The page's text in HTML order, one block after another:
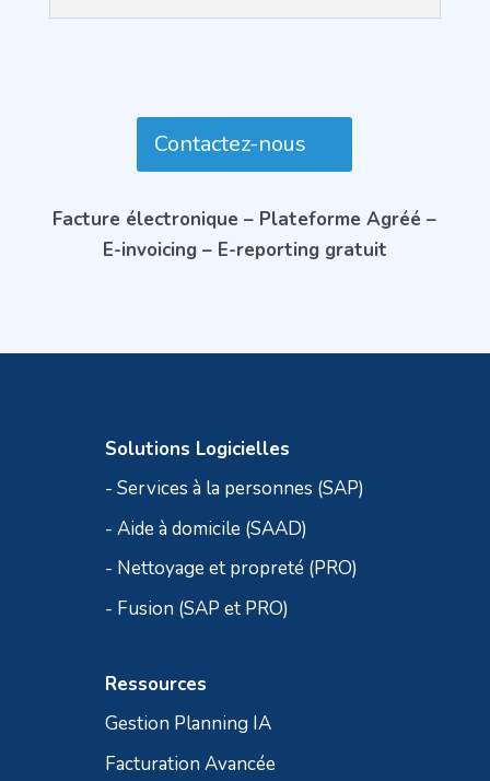
Contactez-nous
Facture électronique – Plateforme Agréé –
E-invoicing – E-reporting gratuit
Solutions Logicielles
- Services à la personnes (SAP)
- Aide à domicile (SAAD)
- Nettoyage et propreté (PRO)
- Fusion (SAP et PRO)
Ressources
Gestion Planning IA
Facturation Avancée